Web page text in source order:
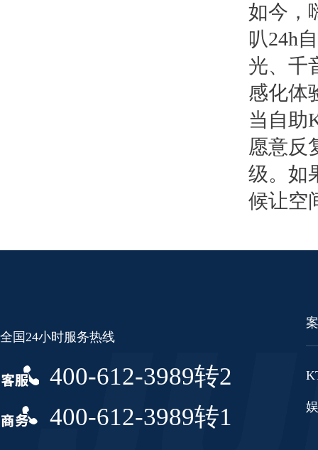
如今，
叭24h
光、千
感化体
当自助
愿意反
级。如
候让空
全国24小时服务热线
400-612-3989转2
400-612-3989转1